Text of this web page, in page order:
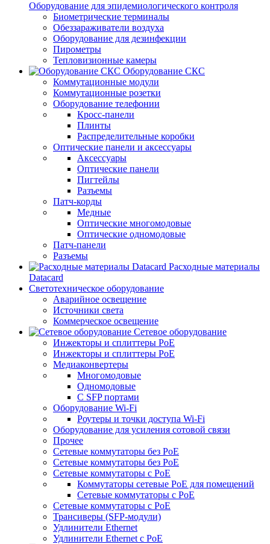
Оборудование для эпидемиологического контроля
Биометрические терминалы
Обеззараживатели воздуха
Оборудование для дезинфекции
Пирометры
Тепловизионные камеры
Оборудование СКС
Коммутационные модули
Коммутационные розетки
Оборудование телефонии
Кросс-панели
Плинты
Распределительные коробки
Оптические панели и аксессуары
Аксессуары
Оптические панели
Пигтейлы
Разъемы
Патч-корды
Медные
Оптические многомодовые
Оптические одномодовые
Патч-панели
Разъемы
Расходные материалы
Datacard
Светотехническое оборудование
Аварийное освещение
Источники света
Коммерческое освещение
Сетевое оборудование
Инжекторы и сплиттеры PoE
Инжекторы и сплиттеры РоЕ
Медиаконвертеры
Многомодовые
Одномодовые
С SFP портами
Оборудование Wi-Fi
Роутеры и точки доступа Wi-Fi
Оборудование для усиления сотовой связи
Прочее
Сетевые коммутаторы без PoE
Сетевые коммутаторы без РоЕ
Сетевые коммутаторы с PoE
Коммутаторы сетевые PoE для помещений
Сетевые коммутаторы с PoE
Сетевые коммутаторы с РоЕ
Трансиверы (SFP-модули)
Удлинители Ethernet
Удлинители Ethernet с PoE